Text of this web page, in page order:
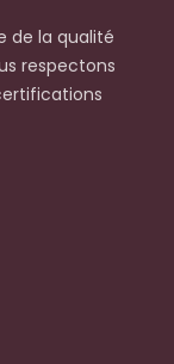
de la qualité
respectons